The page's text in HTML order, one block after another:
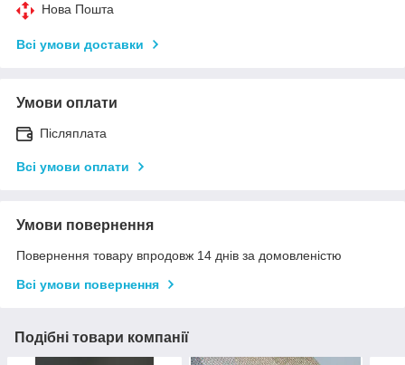
Нова Пошта
Всі умови доставки
Умови оплати
Післяплата
Всі умови оплати
Умови повернення
Повернення товару впродовж 14 днів за домовленістю
Всі умови повернення
Подібні товари компанії